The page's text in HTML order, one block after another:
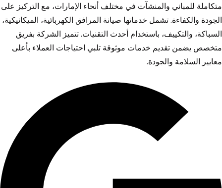
متكاملة للمباني والمنشآت في مختلف أنحاء الإمارات، مع التركيز على
الجودة والكفاءة. تشمل خدماتها صيانة المرافق الكهربائية، الميكانيكية،
السباكة، والتكييف، باستخدام أحدث التقنيات. تتميز الشركة بفريق
متخصص يضمن تقديم خدمات موثوقة تلبي احتياجات العملاء بأعلى
معايير السلامة والجودة.